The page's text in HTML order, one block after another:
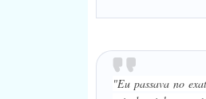
"Eu passava no